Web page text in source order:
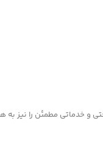
خدماتی مطمئن را نیز به